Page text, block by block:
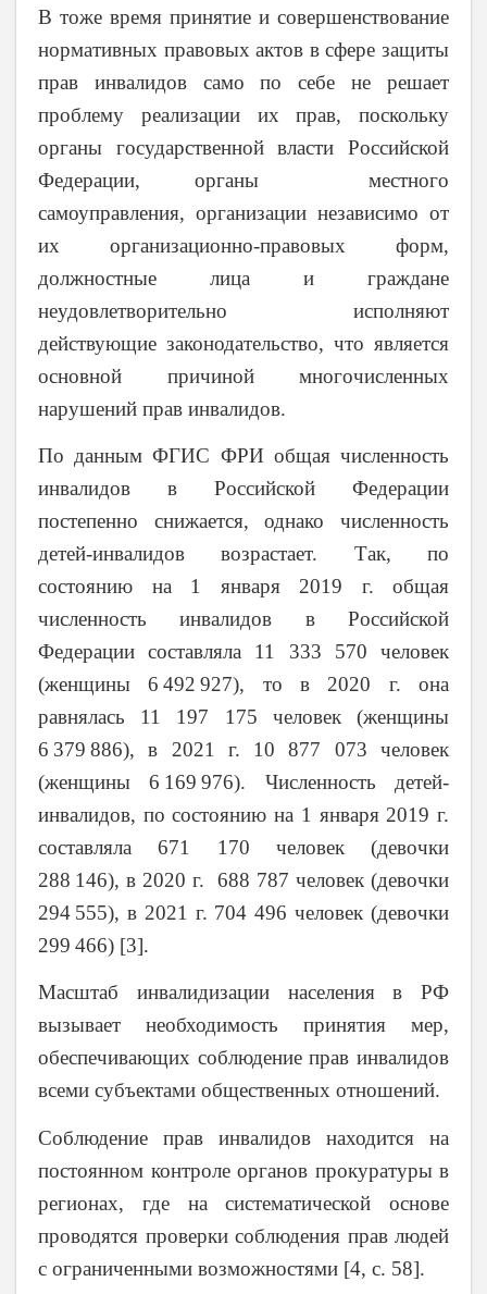
В тоже время принятие и совершенствование
нормативных правовых актов в сфере защиты
прав инвалидов само по себе не решает
проблему реализации их прав, поскольку
органы государственной власти Российской
Федерации, органы местного
самоуправления, организации независимо от
их организационно-правовых форм,
должностные лица и граждане
неудовлетворительно исполняют
действующие законодательство, что является
основной причиной многочисленных
нарушений прав инвалидов.
По данным ФГИС ФРИ общая численность
инвалидов в Российской Федерации
постепенно снижается, однако численность
детей-инвалидов возрастает. Так, по
состоянию на 1 января 2019 г. общая
численность инвалидов в Российской
Федерации составляла 11 333 570 человек
(женщины 6 492 927), то в 2020 г. она
равнялась 11 197 175 человек (женщины
6 379 886), в 2021 г. 10 877 073 человек
(женщины 6 169 976). Численность детей-
инвалидов, по состоянию на 1 января 2019 г.
составляла 671 170 человек (девочки
288 146), в 2020 г. 688 787 человек (девочки
294 555), в 2021 г. 704 496 человек (девочки
299 466) [3].
Масштаб инвалидизации населения в РФ
вызывает необходимость принятия мер,
обеспечивающих соблюдение прав инвалидов
всеми субъектами общественных отношений.
Соблюдение прав инвалидов находится на
постоянном контроле органов прокуратуры в
регионах, где на систематической основе
проводятся проверки соблюдения прав людей
с ограниченными возможностями [4, с. 58].